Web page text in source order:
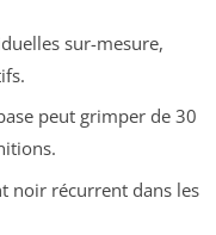
sur-mesure,
peut grimper de 30
noir récurrent dans les